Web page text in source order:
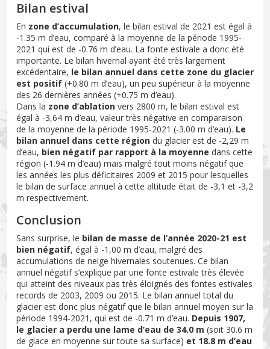
Bilan estival
En zone d’accumulation, le bilan estival de 2021 est égal à
-1.35 m d’eau, comparé à la moyenne de la période 1995-
2021 qui est de -0.76 m d’eau. La fonte estivale a donc été
importante. Le bilan hivernal ayant été très largement
excédentaire, le bilan annuel dans cette zone du glacier
est positif (+0.80 m d’eau), un peu supérieur à la moyenne
des 26 dernières années (+0.75 m d’eau).
Dans la zone d’ablation vers 2800 m, le bilan estival est
égal à -3,64 m d’eau, valeur très négative en comparaison
de la moyenne de la période 1995-2021 (-3.00 m d’eau). Le
bilan annuel dans cette région du glacier est de -2,29 m
d’eau, bien négatif par rapport à la moyenne dans cette
région (-1.94 m d’eau) mais malgré tout moins négatif que
les années les plus déficitaires 2009 et 2015 pour lesquelles
le bilan de surface annuel à cette altitude était de -3,1 et -3,2
m respectivement.
Conclusion
Sans surprise, le bilan de masse de l’année 2020-21 est
bien négatif, égal à -1,00 m d’eau, malgré des
accumulations de neige hivernales soutenues. Ce bilan
annuel négatif s’explique par une fonte estivale très élevée
qui atteint des niveaux pas très éloignés des fontes estivales
records de 2003, 2009 ou 2015. Le bilan annuel total du
glacier est donc plus négatif que le bilan annuel moyen sur la
période 1994-2021, qui est de -0.71 m d’eau. Depuis 1907,
le glacier a perdu une lame d’eau de 34.0 m (soit 30.6 m
de glace en moyenne sur toute sa surface) et 18.8 m d’eau